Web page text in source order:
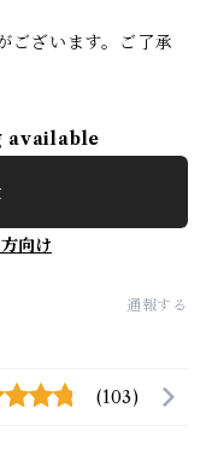
ございます。ご了承
available
向け
通報する
(103)